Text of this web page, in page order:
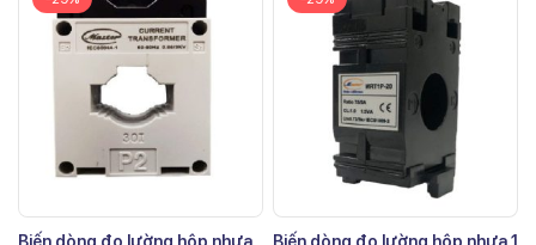
Biến dòng đo lường hộp nhựa
Biến dòng đo lường hộp nhựa 1